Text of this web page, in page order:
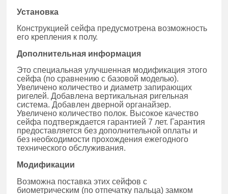
Установка
Конструкцией сейфа предусмотрена возможность
его крепления к полу.
Дополнительная информация
Это специальная улучшенная модификация этого
сейфа (по сравнению с базовой моделью).
Увеличено количество и диаметр запирающих
ригелей. Добавлена вертикальная ригельная
система. Добавлен дверной органайзер.
Увеличено количество полок. Высокое качество
сейфа подтверждается гарантией 7 лет. Гарантия
предоставляется без дополнительной оплаты и
без необходимости прохождения ежегодного
технического обслуживания.
Модификации
Возможна поставка этих сейфов с
биометрическим (по отпечатку пальца) замком